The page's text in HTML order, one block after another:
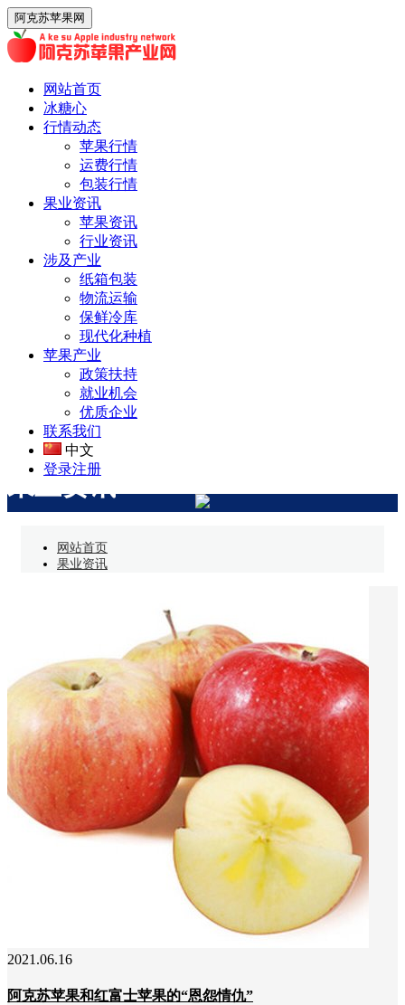
阿克苏苹果网
网站首页
冰糖心
行情动态
苹果行情
运费行情
包装行情
果业资讯
苹果资讯
行业资讯
涉及产业
纸箱包装
物流运输
保鲜冷库
现代化种植
苹果产业
政策扶持
就业机会
优质企业
联系我们
中文
登录注册
果业资讯
网站首页
果业资讯
2021.06.16
阿克苏苹果和红富士苹果的“恩怨情仇”